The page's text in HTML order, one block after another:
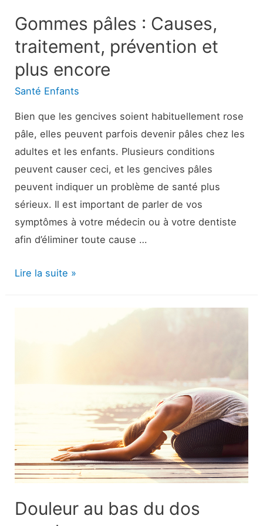
Gommes pâles : Causes,
traitement, prévention et
plus encore
Santé Enfants
Bien que les gencives soient habituellement rose
pâle, elles peuvent parfois devenir pâles chez les
adultes et les enfants. Plusieurs conditions
peuvent causer ceci, et les gencives pâles
peuvent indiquer un problème de santé plus
sérieux. Il est important de parler de vos
symptômes à votre médecin ou à votre dentiste
afin d’éliminer toute cause …
Gommes
Lire la suite »
Douleur au bas du dos